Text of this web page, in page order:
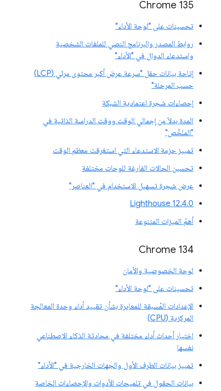
Chrome 135
تحسينات على "لوحة الأداء"
روابط المصدر والبرنامج النصي للملفات الشخصية
واستدعاء الدوال في "الأداء"
إتاحة بيانات حقل "سرعة عرض أكبر محتوى مرئي (LCP)
حسب المرحلة"
إحصاءات شجرة اعتمادية الشبكة
المدة بدلاً من إجمالي الوقت ووقت الدراسة الذاتية في
"الملخّص"
تمييز حزمة الاستدعاء التي استغرقت معظم الوقت
تحسين الحالات الفارغة للوحات مختلفة
عرض شجرة تسهيل الاستخدام في "العناصر"
‫Lighthouse 12.4.0
أهمّ الميزات المتنوعة
‫Chrome 134
لوحة الخصوصية والأمان
تحسينات على "لوحة الأداء"
الإعدادات المُسبقة للمعايرة بشأن تقييد أداء وحدة المعالجة
المركزية (CPU)
اختيار أحداث أداء مختلفة في محادثة الذكاء الاصطناعي
نفسها
تمييز بيانات الطرف الأول والجهات الخارجية في "الأداء"
بيانات الحقول في تلميحات الأدوات والإحصاءات الخاصة